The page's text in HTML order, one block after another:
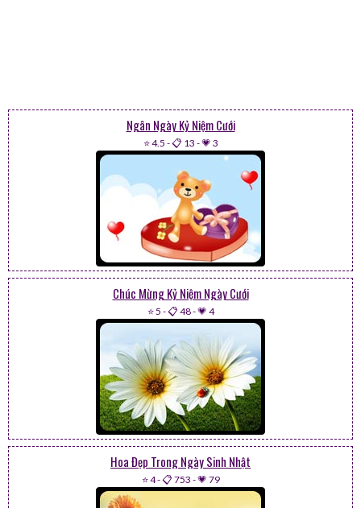
Ngân Ngày Kỷ Niệm Cưới
⭐ 4.5 -📋 13 -💗 3
Chúc Mừng Kỷ Niệm Ngày Cưới
⭐ 5 -📋 48-💗 4
Hoa Đẹp Trong Ngày Sinh Nhật
⭐ 4-📋 753 -💗 79